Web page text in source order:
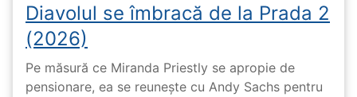
Diavolul se îmbracă de la Prada 2
(2026)
Pe măsură ce Miranda Priestly se apropie de
pensionare, ea se reunește cu Andy Sachs pentru